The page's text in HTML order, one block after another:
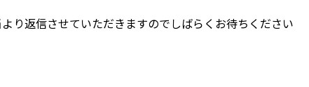
り返信させていただきますのでしばらくお待ちください